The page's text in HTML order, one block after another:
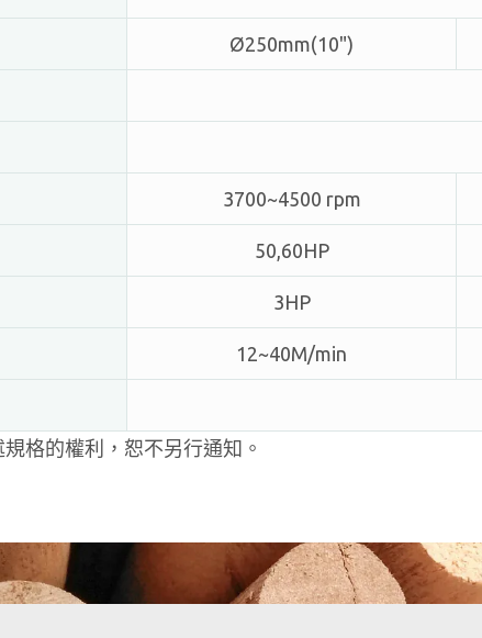
Ø250mm(10")
3700~4500 rpm
50,60HP
3HP
12~40M/min
格的權利，恕不另行通知。